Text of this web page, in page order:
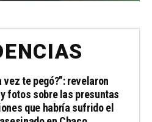
vez te pegó?”: revelaron
fotos sobre las presuntas
que habría sufrido el